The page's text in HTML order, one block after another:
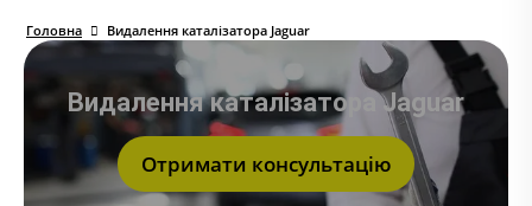
Головна Видалення каталізатора Jaguar
Видалення каталізатора Jaguar
Отримати консультацію